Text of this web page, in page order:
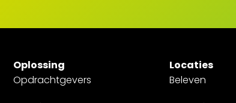
Oplossing
Opdrachtgevers
Locaties
Beleven